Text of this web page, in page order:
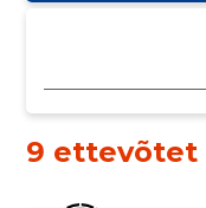
9 ettevõtet